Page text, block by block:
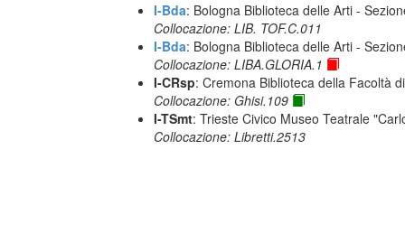
I-Bda: Bologna Biblioteca delle Arti -
Collocazione: LIB. TOF.C.011
I-Bda: Bologna Biblioteca delle Arti -
Collocazione: LIBA.GLORIA.1
I-CRsp: Cremona Biblioteca della Facoltà
Collocazione: Ghisi.109
I-TSmt: Trieste Civico Museo Teatrale
Collocazione: Libretti.2513